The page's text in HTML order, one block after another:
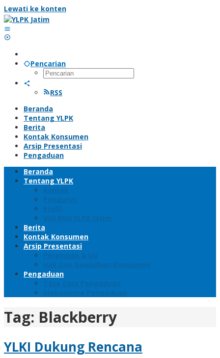
Lewati ke konten
Pencarian
RSS
Beranda
Tentang YLPK
Berita
Kontak Konsumen
Arsip Presentasi
Pengaduan
Beranda
Tentang YLPK
Kontak
Pengurus
Profil
Visi Misi YLPK Jatim
Berita
Kontak Konsumen
Arsip Presentasi
Peraturan & UU
Hak Dan Kewajiban Konsumen
Pengaduan
Tata Cara Pengaduan
Mekanisme Pengaduan
Tag: Blackberry
YLKI Dukung Rencana